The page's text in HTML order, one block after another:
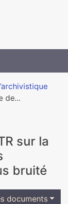
de...
sur la
bruité
documents